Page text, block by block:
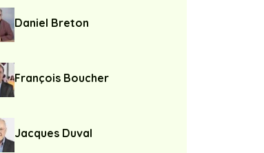
Daniel Breton
François Boucher
Jacques Duval